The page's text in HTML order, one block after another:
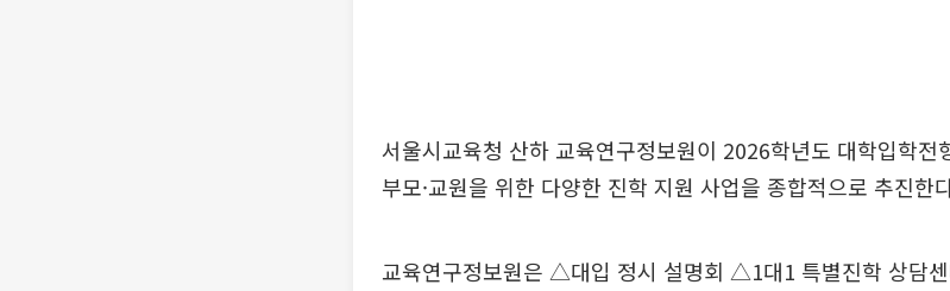
서울시교육청 산하 교육연구정보원이 2026학년도 대학입학전
부모·교원을 위한 다양한 진학 지원 사업을 종합적으로 추진한
교육연구정보원은 △대입 정시 설명회 △1대1 특별진학 상담